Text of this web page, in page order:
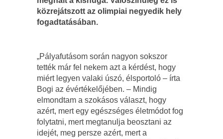
közrejátszott az olimpiai negyedik hely
fogadtatásában.
„Pályafutásom során nagyon sokszor
tették már fel nekem azt a kérdést, hogy
miért legyen valaki úszó, élsportoló – írta
Bogi az évértékelőjében. – Mindig
elmondtam a szokásos választ, hogy
azért, mert egy egészséges életmódot fog
folytatni, mert megtanulja beosztani az
idejét, meg persze azért, mert a